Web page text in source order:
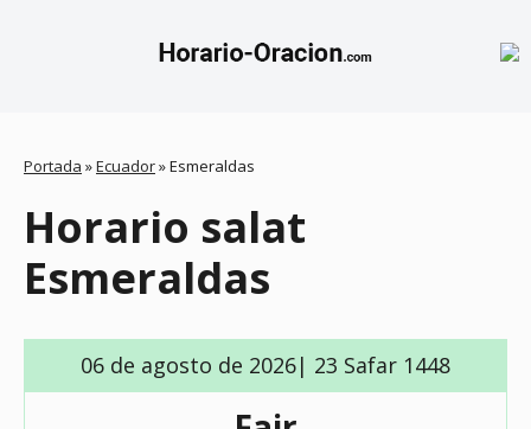
Portada »Ecuador»Esmeraldas
Horario salat
Esmeraldas
06 de agosto de 2026| 23 Safar 1448